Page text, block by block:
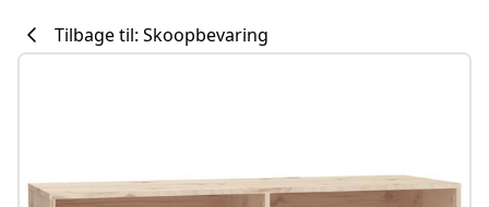
Tilbage til: Skoopbevaring